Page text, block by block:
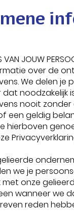
VAN JOUW
over de
We delen je
noodzakelijk
nooit
een geldig
hierboven
we je
met onze
wanneer we
reden